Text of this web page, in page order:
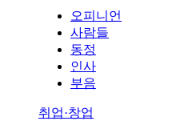
오피니언
사람들
동정
인사
부음
취업·창업